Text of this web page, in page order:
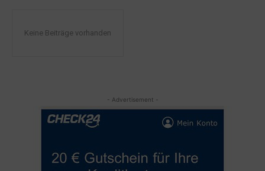
Keine Beiträge vorhanden
- Advertisement -